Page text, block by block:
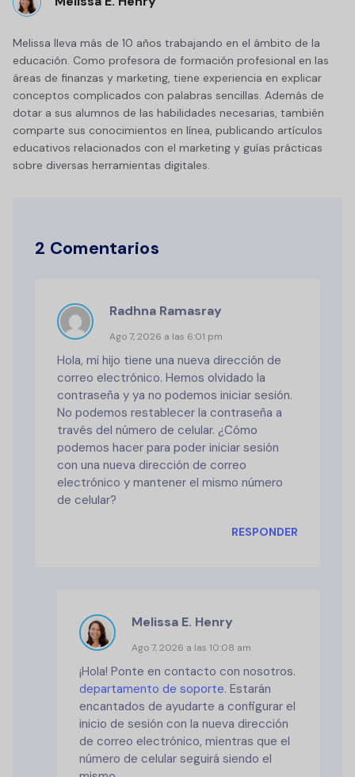
Melissa lleva más de 10 años trabajando en el ámbito de la
educación. Como profesora de formación profesional en las
áreas de finanzas y marketing, tiene experiencia en explicar
conceptos complicados con palabras sencillas. Además de
dotar a sus alumnos de las habilidades necesarias, también
comparte sus conocimientos en línea, publicando artículos
educativos relacionados con el marketing y guías prácticas
sobre diversas herramientas digitales.
2 Comentarios
Radhna Ramasray
Ago 7, 2026 a las 6:01 pm
Hola, mi hijo tiene una nueva dirección de
correo electrónico. Hemos olvidado la
contraseña y ya no podemos iniciar sesión.
No podemos restablecer la contraseña a
través del número de celular. ¿Cómo
podemos hacer para poder iniciar sesión
con una nueva dirección de correo
electrónico y mantener el mismo número
de celular?
RESPONDER
Melissa E. Henry
Ago 7, 2026 a las 10:08 am
¡Hola! Ponte en contacto con nosotros.
departamento de soporte. Estarán
encantados de ayudarte a configurar el
inicio de sesión con la nueva dirección
de correo electrónico, mientras que el
número de celular seguirá siendo el